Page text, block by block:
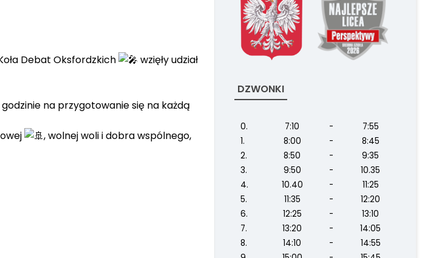
Debat Oksfordzkich
wzięły udział
na przygotowanie się na każdą
, wolnej woli i dobra wspólnego,
DZWONKI
0. 7:10 -
7:55
1.
8:00 -
8:45
2.
8:50 -
9:35
3.
9:50 -
10.35
4.
10.40 -
11:25
5.
11:35 -
12:20
6.
12:25 -
13:10
7.
13:20 -
14:05
8.
14:10 -
14:55